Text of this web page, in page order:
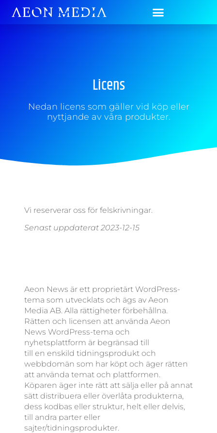
Licens
Nedan licens som gäller vid köp eller
nyttjande av våra produkter.
Aeon News är ett proprietärt WordPress-
tema som utvecklats och ägs av Aeon
Media AB. Alla rättigheter förbehållna.
Rätten och licensen att använda Aeon
News WordPress-tema och
nyhetsplattform är begränsad till
till en enskild tidningsprodukt och
webbdomän som har köpt och äger rätten
att använda temat och plattformen.
Köparen äger inte rätt att sälja eller på annat
sätt distribuera eller överlåta produkterna,
dess kodbas eller struktur, helt eller delvis,
till andra parter eller
sajter/tidningsprodukter.
Vi reserverar oss för felskrivningar.
Senast uppdaterat 2023-12-15